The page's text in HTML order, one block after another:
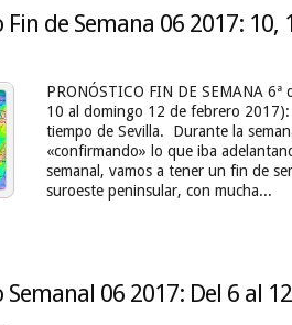
Fin de Semana 06 2017: 10,
PRONÓSTICO FIN DE SEMANA
10 al domingo 12 de febrero 2017):
tiempo de Sevilla. Durante la
«confirmando» lo que iba
semanal, vamos a tener un fin de
suroeste peninsular, con mucha...
Semanal 06 2017: Del 6 al